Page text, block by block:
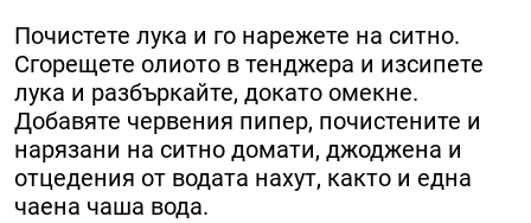
Почистете лука и го нарежете на ситно.
Сгорещете олиото в тенджера и изсипете
лука и разбъркайте, докато омекне.
Добавяте червения пипер, почистените и
нарязани на ситно домати, джоджена и
отцедения от водата нахут, както и една
чаена чаша вода.